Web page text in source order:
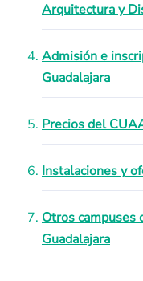
Arquitectura y
Admisión e
Guadalajara
Precios del
Instalaciones y
Otros campuses
Guadalajara